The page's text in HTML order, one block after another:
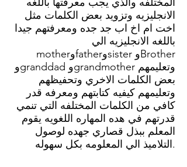
الانجليزيه وتزويد بعض الكلمات مثل
اخت ام اخ اب جد جده ومعرفتهم جيدا
باللغه الانجليزيه الي
motherوfatherوsister وBrother
وgranddad وgrandmother وتعليمهم
بعض الكلمات الاخري وتحفيظهم
وتعليمهم كيفيه كتابتهم ومعرفه قدر
كافي من الكلمات المختلفه التي تنمي
قدرتهم في هده المهاره اللغويه يقوم
المعلم ببذل قصاري جهده لوصول
التلاميذ الي المعلومه بكل سهوله.